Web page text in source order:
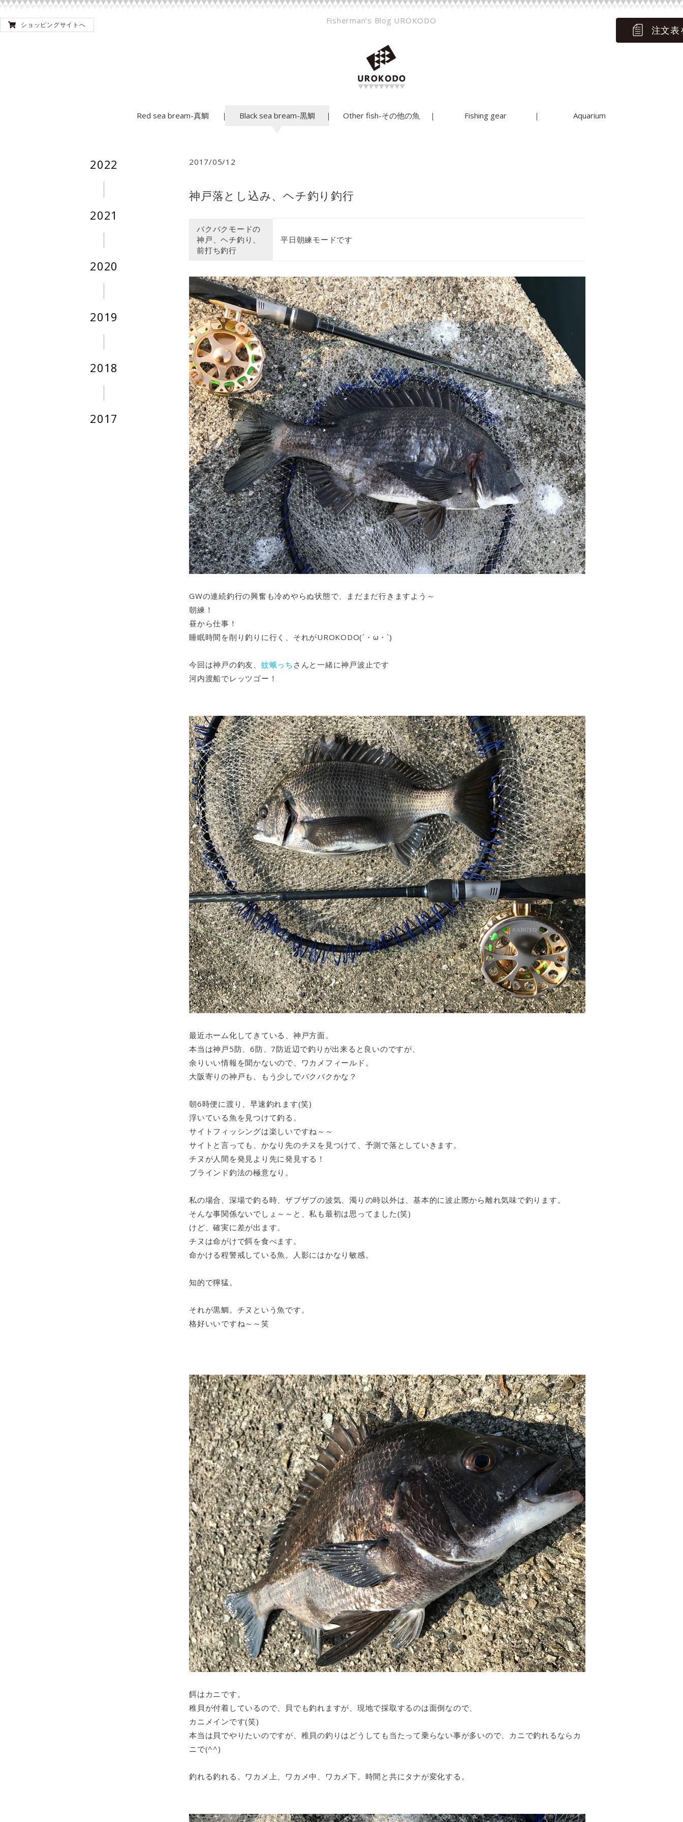
Fisherman’s Blog UROKODO
Red sea bream-真鯛 Black sea bream-黒鯛 Other fish-その他の魚 Fishing gear Aquarium
ショッピングサイトへ 注文表
2017/05/12
神戸落とし込み、ヘチ釣り釣行
バクバクモードの
神戸、ヘチ釣り、
前打ち釣行
平日朝練モードです
GWの連続釣行の興奮も冷めやらぬ状態で、まだまだ行きますよう～
朝練！
昼から仕事！
睡眠時間を削り釣りに行く、それがUROKODO(´・ω・`)
今回は神戸の釣友、 蚊蛾っち さんと一緒に神戸波止です
河内渡船でレッツゴー！
最近ホーム化してきている、神戸方面。
本当は神戸5防、6防、7防近辺で釣りが出来ると良いのですが、
余りいい情報を聞かないので、ワカメフィールド。
大阪寄りの神戸も、もう少しでバクバクかな？
朝6時便に渡り、早速釣れます(笑)
浮いている魚を見つけて釣る。
サイトフィッシングは楽しいですね～～
サイトと言っても、かなり先のチヌを見つけて、予測で落としていきます。
チヌが人間を発見より先に発見する！
ブラインド釣法の極意なり。
私の場合、深場で釣る時、ザブザブの波気、濁りの時以外は、基本的に波止際から離れ気味で釣ります。
そんな事関係ないでしょ～～と、私も最初は思ってました(笑)
けど、確実に差が出ます。
チヌは命がけで餌を食べます。
命かける程警戒している魚。人影にはかなり敏感。
知的で獰猛。
それが黒鯛。チヌという魚です。
格好いいですね～～笑
餌はカニです。
稚貝が付着しているので、貝でも釣れますが、現地で採取するのは面倒なので、
カニメインです(笑)
本当は貝でやりたいのですが、稚貝の釣りはどうしても当たって乗らない事が多いので、カニで釣れるならカ
ニで(^^)
釣れる釣れる。ワカメ上、ワカメ中、ワカメ下。時間と共にタナが変化する。
2022
2021
2020
2019
2018
2017